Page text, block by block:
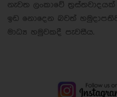
නැවත ලංකාවේ
ඉඩ නොදෙන බවත්
මාධ්‍ය හමුවකදී පැවසීය.